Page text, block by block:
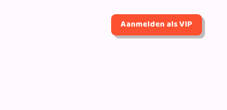
Aanmelden als VIP